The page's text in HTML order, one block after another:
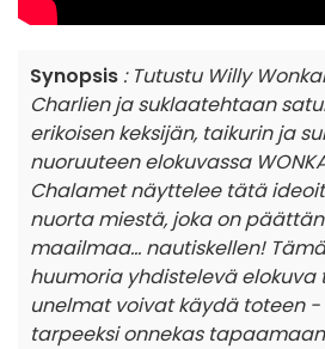
Synopsis : Tutustu Willy
Charlien ja suklaatehtaan
erikoisen keksijän, taikurin ja
nuoruuteen elokuvassa
Chalamet näyttelee tätä
nuorta miestä, joka on
maailmaa... nautiskellen!
huumoria yhdistelevä
unelmat voivat käydä toteen -
tarpeeksi onnekas